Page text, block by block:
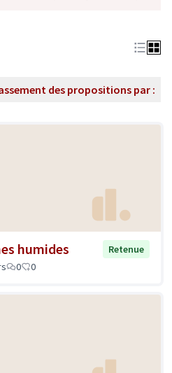
des propositions par :
humides
Retenue
0 0